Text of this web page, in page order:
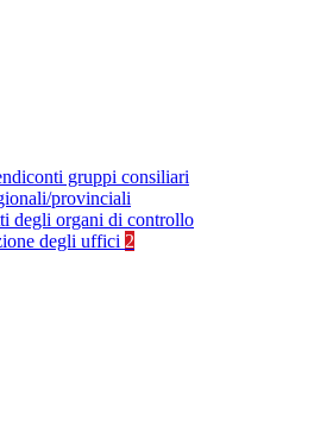
gruppi consiliari
provinciali
degli organi di controllo
degli uffici 2